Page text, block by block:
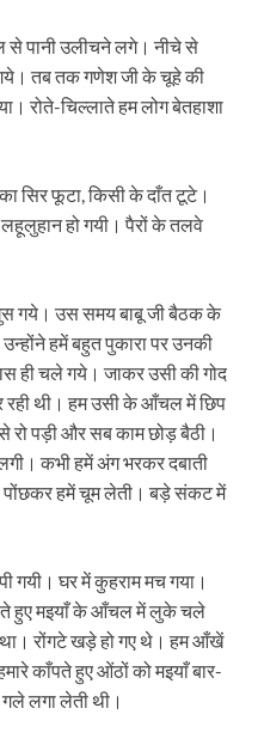
से पानी उलीचने लगे। नीचे से
तब तक गणेश जी के चूहे की
रोते-चिल्लाते हम लोग बेतहाशा
सिर फूटा, किसी के दाँत टूटे।
लहूलुहान हो गयी। पैरों के तलवे
गये। उस समय बाबू जी बैठक के
हमें बहुत पुकारा पर उनकी
ही चले गये। जाकर उसी की गोद
रही थी। हम उसी के आँचल में छिप
पड़ी और सब काम छोड़ बैठी।
कभी हमें अंग भरकर दबाती
हमें चूम लेती। बड़े संकट में
गयी। घर में कुहराम मच गया।
हुए मइयाँ के आँचल में लुके चले
था। रोंगटे खड़े हो गए थे। हम आँखें
काँपते हुए ओंठों को मइयाँ बार-
लगा लेती थी।